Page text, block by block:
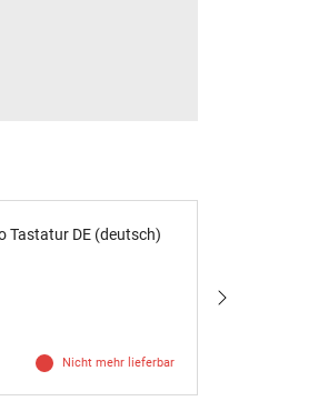
Tastatur DE (deutsch)
Nicht mehr lieferbar